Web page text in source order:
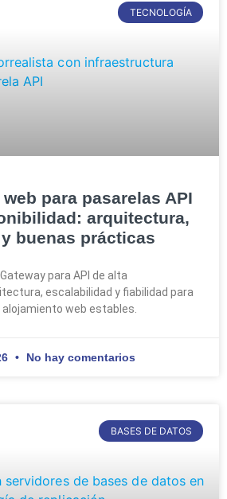
TECNOLOGÍA
para pasarelas API
arquitectura,
buenas prácticas
para API de alta
escalabilidad y fiabilidad para
web estables.
No hay comentarios
BASES DE DATOS